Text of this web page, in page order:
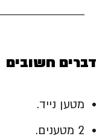
דברים חשובים
מטען נייד.
2 מטענים.